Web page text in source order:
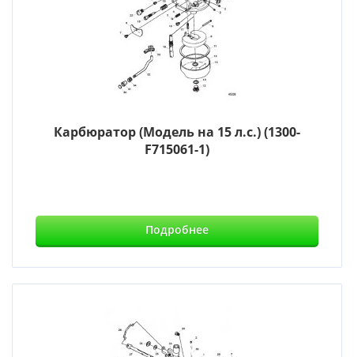
Карбюратор (Модель на 15 л.с.) (1300-
F715061-1)
Подробнее